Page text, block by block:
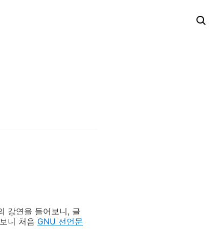
강연을 들어보니, 글
니 처음 GNU 선언문